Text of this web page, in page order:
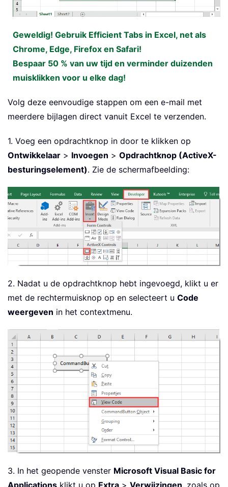
Geweldig! Gebruik Efficient Tabs in Excel, net als
Chrome, Edge, Firefox en Safari!
Bespaar 50 % van uw tijd en verminder duizenden
muisklikken voor u elke dag!
Volg deze eenvoudige stappen om een e-mail met
meerdere bijlagen direct vanuit Excel te verzenden.
1. Voeg een opdrachtknop in door te klikken op
Ontwikkelaar > Invoegen > Opdrachtknop (ActiveX-
besturingselement). Zie de schermafbeelding:
2. Nadat u de opdrachtknop hebt ingevoegd, klikt u er
met de rechtermuisknop op en selecteert u Code
weergeven in het contextmenu.
3. In het geopende venster Microsoft Visual Basic for